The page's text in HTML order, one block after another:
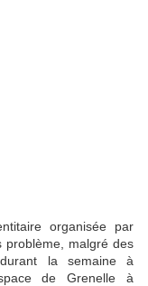
organisée par
malgré des
la semaine à
de Grenelle à